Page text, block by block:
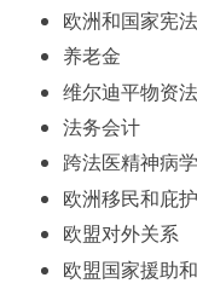
欧洲和国家宪法
养老金
维尔迪平物资法
法务会计
跨法医精神病学
欧洲移民和庇
欧盟对外关系
欧盟国家援助